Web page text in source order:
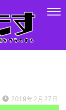
2019年2月27日